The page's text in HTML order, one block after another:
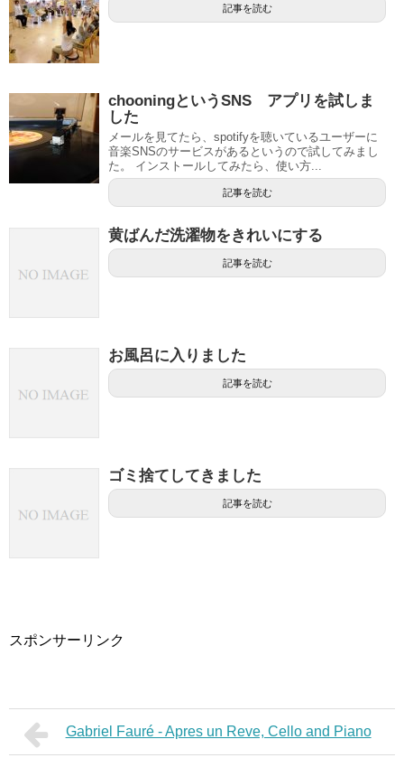
記事を読む
chooningというSNS アプリを試しま
した
メールを見てたら、spotifyを聴いているユーザーに
音楽SNSのサービスがあるというので試してみまし
た。 インストールしてみたら、使い方...
記事を読む
黄ばんだ洗濯物をきれいにする
記事を読む
お風呂に入りました
記事を読む
ゴミ捨てしてきました
記事を読む
スポンサーリンク
Gabriel Fauré - Apres un Reve, Cello and Piano